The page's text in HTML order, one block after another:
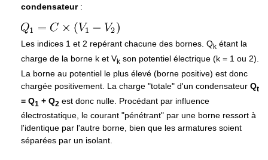
condensateur:
Les indices 1 et 2 repérant chacune des bornes. Qk étant la
charge de la borne k et Vk son potentiel électrique (k = 1 ou 2).
La borne au potentiel le plus élevé (borne positive) est donc
chargée positivement. La charge "totale" d'un condensateur Qt
= Q1 + Q2 est donc nulle. Procédant par influence
électrostatique, le courant "pénétrant" par une borne ressort à
l'identique par l'autre borne, bien que les armatures soient
séparées par un isolant.